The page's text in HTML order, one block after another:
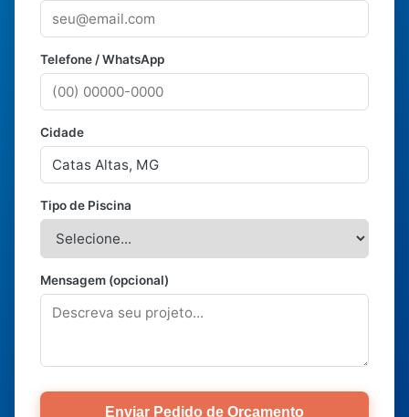
Telefone / WhatsApp
Cidade
Tipo de Piscina
Mensagem (opcional)
Enviar Pedido de Orçamento